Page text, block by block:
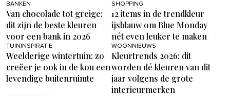
BANKEN
Van chocolade tot greige:
dit zijn de beste kleuren
voor een bank in 2026
SHOPPING
12 items in de trendkleur
ijsblauw om Blue Monday
nét even leuker te maken
TUININSPIRATIE
Weelderige wintertuin: zo
creëer je ook in de kou een
levendige buitenruimte
WOONNIEUWS
Kleurtrends 2026: dit
worden dé kleuren van dit
jaar volgens de grote
interieurmerken